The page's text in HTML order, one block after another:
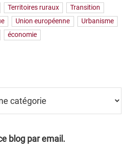
Territoires ruraux
Transition
Union européenne
Urbanisme
économie
blog par email.